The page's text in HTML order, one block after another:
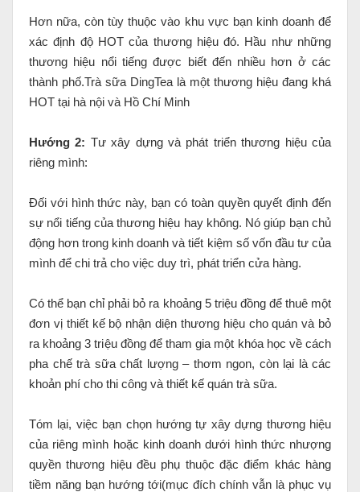
Hơn nữa, còn tùy thuộc vào khu vực bạn kinh doanh để
xác định độ HOT của thương hiệu đó. Hầu như những
thương hiệu nổi tiếng được biết đến nhiều hơn ở các
thành phố.Trà sữa DingTea là một thương hiệu đang khá
HOT tại hà nội và Hồ Chí Minh
Hướng 2: Tư xây dựng và phát triển thương hiệu của
riêng mình:
Đối với hình thức này, bạn có toàn quyền quyết định đến
sự nổi tiếng của thương hiệu hay không. Nó giúp bạn chủ
động hơn trong kinh doanh và tiết kiệm số vốn đầu tư của
mình để chi trả cho việc duy trì, phát triển cửa hàng.
Có thể bạn chỉ phải bỏ ra khoảng 5 triệu đồng để thuê một
đơn vị thiết kế bộ nhận diện thương hiệu cho quán và bỏ
ra khoảng 3 triệu đồng để tham gia một khóa học về cách
pha chế trà sữa chất lượng – thơm ngon, còn lại là các
khoản phí cho thi công và thiết kế quán trà sữa.
Tóm lại, việc bạn chọn hướng tự xây dựng thương hiệu
của riêng mình hoặc kinh doanh dưới hình thức nhượng
quyền thương hiệu đều phụ thuộc đặc điểm khác hàng
tiềm năng bạn hướng tới(mục đích chính vẫn là phục vụ